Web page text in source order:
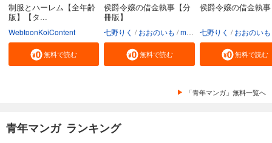
制服とハーレム【全年齢
版】【タ...
WebtoonKoiContent
無料で読む
侯爵令嬢の借金執事【分
冊版】
七野りく おおのいも mmu
無料で読む
侯爵令嬢の借金執事
七野りく おおのいも
無料で読む
「青年マンガ」無料一覧へ
青年マンガ ランキング